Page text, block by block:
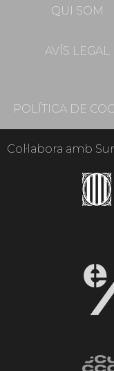
QUI SOM
AVÍS LEGAL
POLÍTICA DE
Col·labora amb